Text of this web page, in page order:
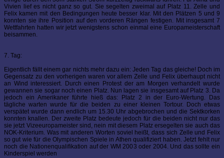
Vivien lief es nicht ganz so gut. Sie segelten zweimal auf Platz 11. Zelle und
Felix kamen mit den Bedingungen heute besser klar. Mit den Plätzen 5 und 9
konnten sie ihre Position auf den vorderen Rängen festigen. Mit insgesamt 7
Wettfahrten hatten wir jetzt wenigstens schon einmal eine Europameisterschaft
beisammen.
7. Tag:
Eigentlich fällt einem gar nichts mehr dazu ein: Jeden Tag das gleiche! Doch im
Gegensatz zu den vorherigen waren vor allem Zelle und Felix überhaupt nicht
an Wind interessiert. Durch einen Protest der am Morgen verhandelt wurde
gewannen sie sogar noch einen Platz. Nun lagen sie insgesamt auf Platz 3. Da
jedoch ein Amerikaner führte hieß das: Platz 2 in der Euro-Wertung. Das
tägliche warten wurde für die beiden zu einer kleinen Tortour. Doch etwas
verspätet wurde dann endlich um 15.30 Uhr abgebrochen und die Sektkorken
konnten knallen. Der zweite Platz bedeute jedoch für die beiden nicht nur das
sie jetzt Vizeeuropameister sind, nein mit diesem Platz ersegelten sie auch das
NOK-Kriterium. Was mit anderen Worten soviel heißt, dass sich Zelle und Felix
so gut wie für die Olympischen Spiele in Athen qualifiziert haben. Jetzt fehlt nur
noch die Nationenqualifikation auf der WM 2003 oder 2004. Und das sollte ein
Kinderspiel werden